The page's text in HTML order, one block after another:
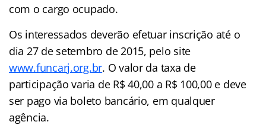
com o cargo ocupado.
Os interessados deverão efetuar inscrição até o
dia 27 de setembro de 2015, pelo site
www.funcarj.org.br. O valor da taxa de
participação varia de R$ 40,00 a R$ 100,00 e deve
ser pago via boleto bancário, em qualquer
agência.